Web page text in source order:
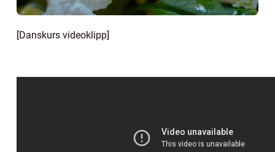
[Danskurs videoklipp]